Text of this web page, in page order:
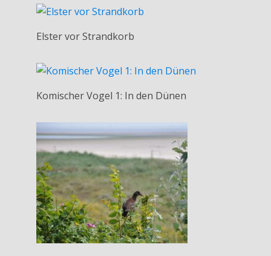
Elster vor Strandkorb
Komischer Vogel 1: In den Dünen